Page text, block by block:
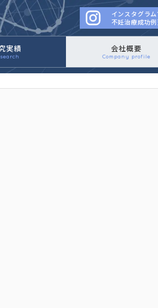
きかけるイースタ
インスタグラム
不妊治療成功
実績 会社概要
Company profile